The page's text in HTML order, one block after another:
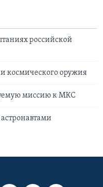
российской
космического оружия
миссию к МКС